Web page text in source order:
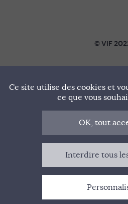
© VIF
SOUTENIR
NOTRE
QUI SOMMES-
MENTIONS
Ce site utilise des cookies et
ce que vous
OK, tout
Interdire tous